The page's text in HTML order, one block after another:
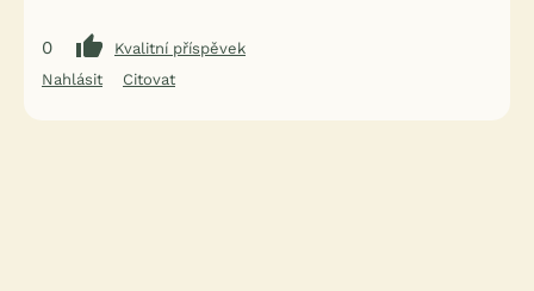
0
Kvalitní příspěvek
Nahlásit
Citovat